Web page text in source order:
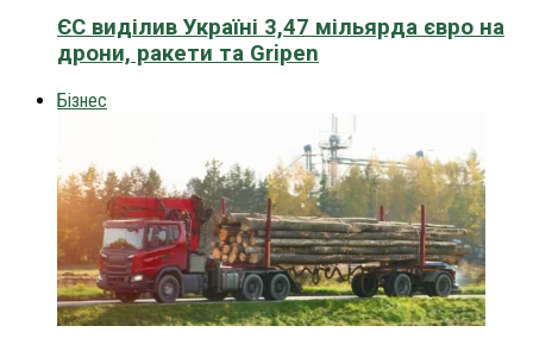
ЄС виділив Україні 3,47 мільярда євро на
дрони, ракети та Gripen
Бізнес